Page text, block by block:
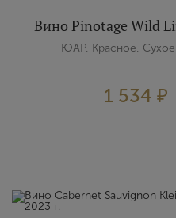
Вино Pinotage Wild
ЮАР, Красное,
1 534 ₽